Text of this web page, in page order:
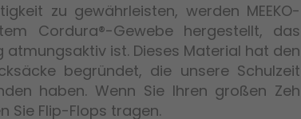
zu gewährleisten, werden MEEKO-
Cordura®-Gewebe hergestellt, das
ist. Dieses Material hat den
begründet, die unsere Schulzeit
haben. Wenn Sie Ihren großen Zeh
Sie Flip-Flops tragen.